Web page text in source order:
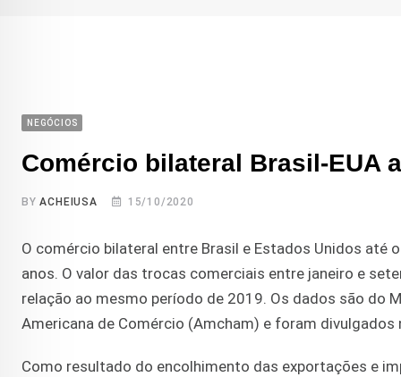
NEGÓCIOS
Comércio bilateral Brasil-EUA
BYACHEIUSA 15/10/2020
O comércio bilateral entre Brasil e Estados Unidos
anos. O valor das trocas comerciais entre janeiro e
relação ao mesmo período de 2019. Os dados são do
Americana de Comércio (Amcham) e foram
Como resultado do encolhimento das exportações e